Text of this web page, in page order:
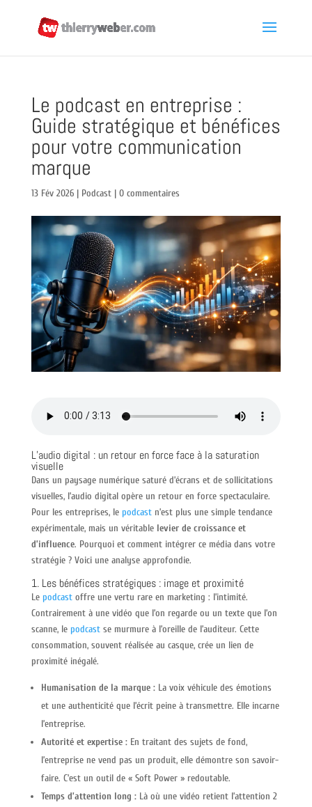
Le podcast en entreprise :
Guide stratégique et bénéfices
pour votre communication
marque
13 Fév 2026| Podcast| 0 commentaires
L’audio digital : un retour en force face à la saturation
visuelle
Dans un paysage numérique saturé d’écrans et de sollicitations
visuelles, l’audio digital opère un retour en force spectaculaire.
Pour les entreprises, le podcastn’est plus une simple tendance
expérimentale, mais un véritable levier de croissance et
d’influence. Pourquoi et comment intégrer ce média dans votre
stratégie ? Voici une analyse approfondie.
1. Les bénéfices stratégiques : image et proximité
Le podcastoffre une vertu rare en marketing : l’intimité.
Contrairement à une vidéo que l’on regarde ou un texte que l’on
scanne, le podcastse murmure à l’oreille de l’auditeur. Cette
consommation, souvent réalisée au casque, crée un lien de
proximité inégalé.
Humanisation de la marque :La voix véhicule des émotions
et une authenticité que l’écrit peine à transmettre. Elle incarne
l’entreprise.
Autorité et expertise :En traitant des sujets de fond,
l’entreprise ne vend pas un produit, elle démontre son savoir-
faire. C’est un outil de « Soft Power » redoutable.
Temps d’attention long :Là où une vidéo retient l’attention 2